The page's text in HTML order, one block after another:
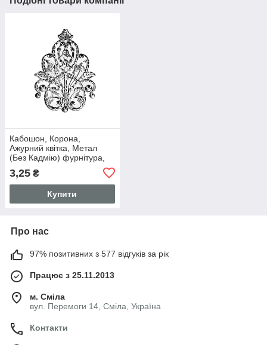
Кабошон, Корона,
Ажурний квітка, Метал
(Без Кадмію) фурнітура,
Срібний тон, З візерунком,
48 мм x 35 мм
3,25 ₴
Купити
Про нас
97% позитивних з 577 відгуків за рік
Працює з 25.11.2013
м. Сміла
вул. Перемоги 14, Сміла, Україна
Контакти